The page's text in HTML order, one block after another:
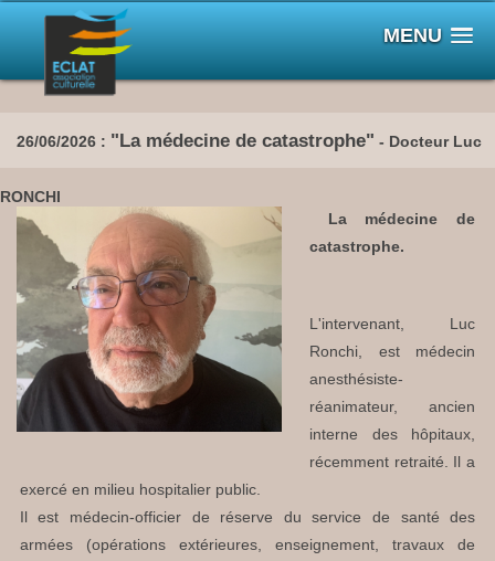
MENU
26/06/2026 : "La médecine de catastrophe" - Docteur Luc
RONCHI
La médecine de
catastrophe.
L'intervenant, Luc
Ronchi, est médecin
anesthésiste-
réanimateur, ancien
interne des hôpitaux,
récemment retraité. Il a
exercé en milieu hospitalier public.
Il est médecin-officier de réserve du service de santé des
armées (opérations extérieures, enseignement, travaux de